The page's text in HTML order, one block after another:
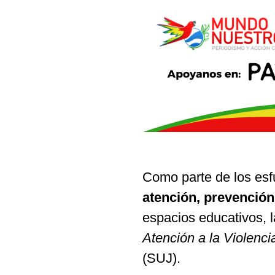
Como parte de los
atención,
espacios educativos,
Atención a la
(SUJ).